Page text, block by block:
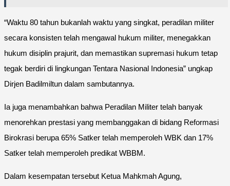
“Waktu 80 tahun bukanlah waktu yang singkat, peradilan militer
secara konsisten telah mengawal hukum militer, menegakkan
hukum disiplin prajurit, dan memastikan supremasi hukum tetap
tegak berdiri di lingkungan Tentara Nasional Indonesia” ungkap
Dirjen Badilmiltun dalam sambutannya.
Ia juga menambahkan bahwa Peradilan Militer telah banyak
menorehkan prestasi yang membanggakan di bidang Reformasi
Birokrasi berupa 65% Satker telah memperoleh WBK dan 17%
Satker telah memperoleh predikat WBBM.
Dalam kesempatan tersebut Ketua Mahkmah Agung,